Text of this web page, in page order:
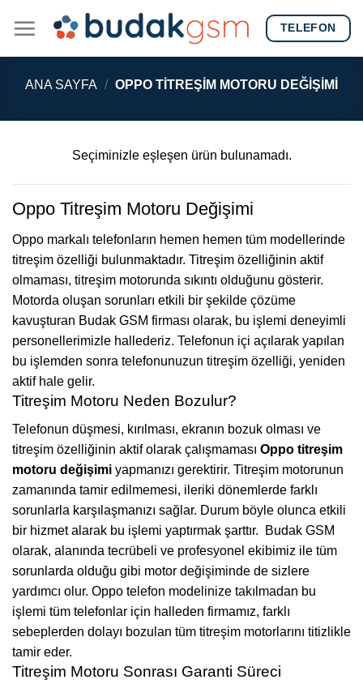
TELEFON
ANA SAYFA / OPPO TITREŞIM MOTORU DEĞIŞIMI
Seçiminizle eşleşen ürün bulunamadı.
Oppo Titreşim Motoru Değişimi
Oppo markalı telefonların hemen hemen tüm modellerinde
titreşim özelliği bulunmaktadır. Titreşim özelliğinin aktif
olmaması, titreşim motorunda sıkıntı olduğunu gösterir.
Motorda oluşan sorunları etkili bir şekilde çözüme
kavuşturan Budak GSM firması olarak, bu işlemi deneyimli
personellerimizle hallederiz. Telefonun içi açılarak yapılan
bu işlemden sonra telefonunuzun titreşim özelliği, yeniden
aktif hale gelir.
Titreşim Motoru Neden Bozulur?
Telefonun düşmesi, kırılması, ekranın bozuk olması ve
titreşim özelliğinin aktif olarak çalışmaması Oppo titreşim
motoru değişimi yapmanızı gerektirir. Titreşim motorunun
zamanında tamir edilmemesi, ileriki dönemlerde farklı
sorunlarla karşılaşmanızı sağlar. Durum böyle olunca etkili
bir hizmet alarak bu işlemi yaptırmak şarttır.
Budak GSM
olarak, alanında tecrübeli ve profesyonel ekibimiz ile tüm
sorunlarda olduğu gibi motor değişiminde de sizlere
yardımcı olur. Oppo telefon modelinize takılmadan bu
işlemi tüm telefonlar için halleden firmamız, farklı
sebeplerden dolayı bozulan tüm titreşim motorlarını titizlikle
tamir eder.
Titreşim Motoru Sonrası Garanti Süreci